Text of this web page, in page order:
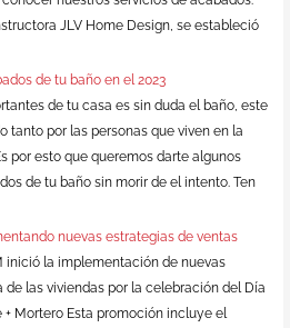
JLV Home Design, se estableció
de tu baño en el 2023
de tu casa es sin duda el baño, este
tanto por las personas que viven en la
por esto que queremos darte algunos
de tu baño sin morir de el intento. Ten
nuevas estrategias de ventas
inició la implementación de nuevas
las viviendas por la celebración del Día
+ Mortero Esta promoción incluye el